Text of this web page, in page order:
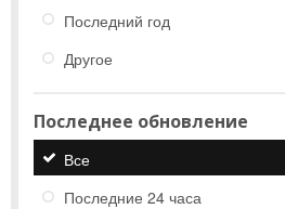
Последний год
Другое
Последнее обновление
Все
Последние 24 часа